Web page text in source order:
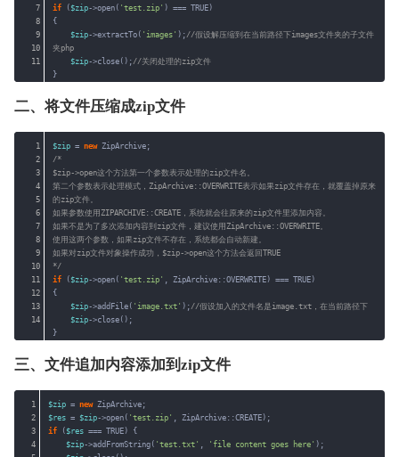
7
8
9
10
11
if
($zip->open( 'test.zip' ) === TRUE)
{
$zip->extractTo( 'images' );//假设解压缩到在当前路径下images文件夹的子文件
夹php
$zip->close();//关闭处理的zip文件
}
二、将文件压缩成zip文件
1
2
3
4
5
6
7
8
9
10
11
12
13
14
$zip = new ZipArchive;
/*
$zip->open这个方法第一个参数表示处理的zip文件名。
第二个参数表示处理模式，ZipArchive::OVERWRITE表示如果zip文件存在，就覆盖掉原来
的zip文件。
如果参数使用ZIPARCHIVE::CREATE，系统就会往原来的zip文件里添加内容。
如果不是为了多次添加内容到zip文件，建议使用ZipArchive::OVERWRITE。
使用这两个参数，如果zip文件不存在，系统都会自动新建。
如果对zip文件对象操作成功，$zip->open这个方法会返回TRUE
*/
if
($zip->open( 'test.zip' , ZipArchive::OVERWRITE) === TRUE)
{
$zip->addFile( 'image.txt' );//假设加入的文件名是image.txt，在当前路径下
$zip->close();
}
三、文件追加内容添加到zip文件
1
2
3
4
$zip = new ZipArchive;
$res = $zip->open( 'test.zip' , ZipArchive::CREATE);
if
($res === TRUE) {
$zip->addFromString( 'test.txt' , 'file content goes here' );